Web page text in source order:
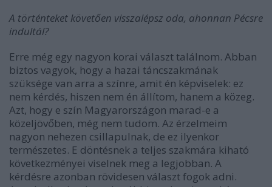
A történteket követően visszalépsz oda, ahonnan Pécsre
indultál?
Erre még egy nagyon korai választ találnom. Abban
biztos vagyok, hogy a hazai táncszakmának
szüksége van arra a színre, amit én képviselek: ez
nem kérdés, hiszen nem én állítom, hanem a közeg.
Azt, hogy e szín Magyarországon marad-e a
közeljövőben, még nem tudom. Az érzelmeim
nagyon nehezen csillapulnak, de ez ilyenkor
természetes. E döntésnek a teljes szakmára kiható
következményei viselnek meg a legjobban. A
kérdésre azonban rövidesen választ fogok adni.